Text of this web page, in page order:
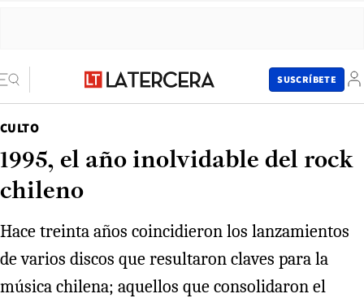
SUSCRÍBETE
CULTO
1995, el año inolvidable del rock
chileno
Hace treinta años coincidieron los lanzamientos
de varios discos que resultaron claves para la
música chilena; aquellos que consolidaron el